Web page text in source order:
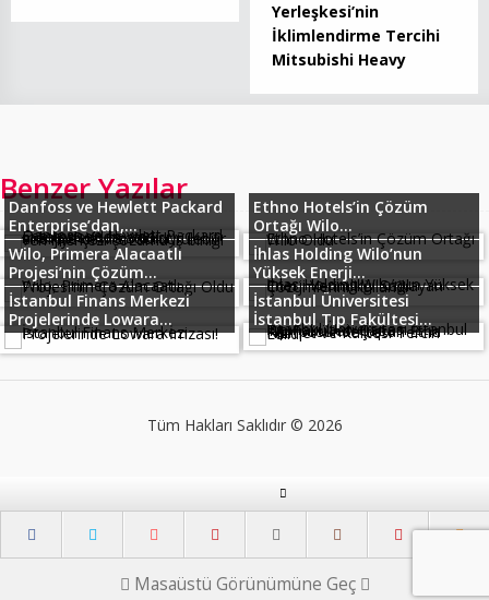
Yerleşkesi’nin
İklimlendirme Tercihi
Mitsubishi Heavy
Benzer Yazılar
Danfoss ve Hewlett Packard
Enterprise’dan,...
Ethno Hotels’in Çözüm
Ortağı Wilo...
Wilo, Primera Alacaatlı
Projesi’nin Çözüm...
İhlas Holding Wilo’nun
Yüksek Enerji...
İstanbul Finans Merkezi
Projelerinde Lowara...
İstanbul Üniversitesi
İstanbul Tıp Fakültesi...
Tüm Hakları Saklıdır © 2026
Masaüstü Görünümüne Geç